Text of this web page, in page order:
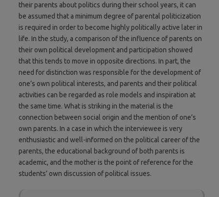
their parents about politics during their school years, it can
be assumed that a minimum degree of parental politicization
is required in order to become highly politically active later in
life. In the study, a comparison of the influence of parents on
their own political development and participation showed
that this tends to move in opposite directions. In part, the
need for distinction was responsible for the development of
one’s own political interests, and parents and their political
activities can be regarded as role models and inspiration at
the same time. What is striking in the material is the
connection between social origin and the mention of one’s
own parents. In a case in which the interviewee is very
enthusiastic and well-informed on the political career of the
parents, the educational background of both parents is
academic, and the mother is the point of reference for the
students’ own discussion of political issues.